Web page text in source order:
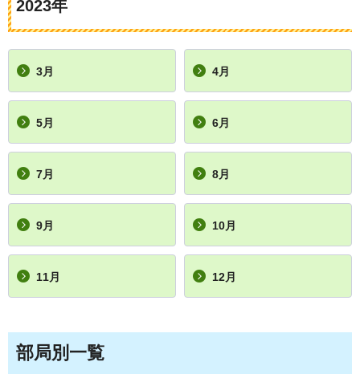
2023年
3月 4月
5月 6月
7月 8月
9月 10月
11月 12月
部局別一覧